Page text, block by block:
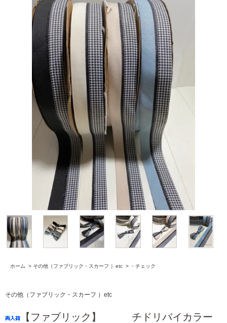
ホーム > その他（ファブリック・スカーフ ）etc > ・チェック
その他（ファブリック・スカーフ ）etc
【ファブリック】 チドリバイカラー